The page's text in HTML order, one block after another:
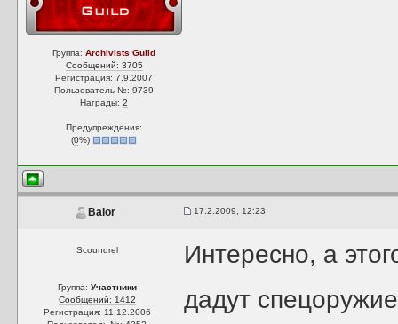
Группа:Archivists Guild
Сообщений: 3705
Регистрация: 7.9.2007
Пользователь №: 9739
Награды:2
Предупреждения:
(0%)
Balor 17.2.2009, 12:23
Scoundrel
Группа: Участники
Сообщений: 1412
Регистрация: 11.12.2006
Интересно, а
дадут